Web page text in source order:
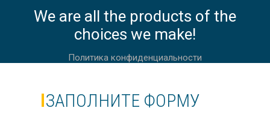
АНГЛИЙСКИЙ ДЛЯ ВЗРОСЛЫХ 30 +
В АНГЛИИ, ЛОНДОН
АНГЛИЙСКИЙ ДЛЯ ВЗРОСЛЫХ 40+
We are all the products of the
choices we make!
Политика конфиденциальности
ЗАПОЛНИТЕ ФОРМУ